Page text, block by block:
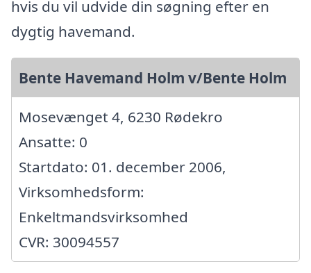
hvis du vil udvide din søgning efter en
dygtig havemand.
Bente Havemand Holm v/Bente Holm
Mosevænget 4, 6230 Rødekro
Ansatte: 0
Startdato: 01. december 2006,
Virksomhedsform:
Enkeltmandsvirksomhed
CVR: 30094557